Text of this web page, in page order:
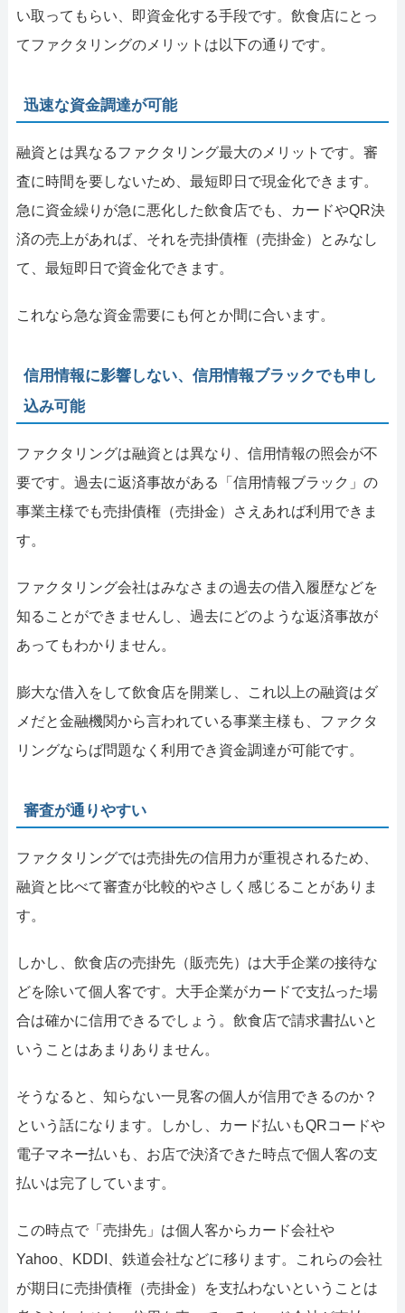
い取ってもらい、即資金化する手段です。飲食店にとっ
てファクタリングのメリットは以下の通りです。
迅速な資金調達が可能
融資とは異なるファクタリング最大のメリットです。審
査に時間を要しないため、最短即日で現金化できます。
急に資金繰りが急に悪化した飲食店でも、カードやQR決
済の売上があれば、それを売掛債権（売掛金）とみなし
て、最短即日で資金化できます。
これなら急な資金需要にも何とか間に合います。
信用情報に影響しない、信用情報ブラックでも申し
込み可能
ファクタリングは融資とは異なり、信用情報の照会が不
要です。過去に返済事故がある「信用情報ブラック」の
事業主様でも売掛債権（売掛金）さえあれば利用できま
す。
ファクタリング会社はみなさまの過去の借入履歴などを
知ることができませんし、過去にどのような返済事故が
あってもわかりません。
膨大な借入をして飲食店を開業し、これ以上の融資はダ
メだと金融機関から言われている事業主様も、ファクタ
リングならば問題なく利用でき資金調達が可能です。
審査が通りやすい
ファクタリングでは売掛先の信用力が重視されるため、
融資と比べて審査が比較的やさしく感じることがありま
す。
しかし、飲食店の売掛先（販売先）は大手企業の接待な
どを除いて個人客です。大手企業がカードで支払った場
合は確かに信用できるでしょう。飲食店で請求書払いと
いうことはあまりありません。
そうなると、知らない一見客の個人が信用できるのか？
という話になります。しかし、カード払いもQRコードや
電子マネー払いも、お店で決済できた時点で個人客の支
払いは完了しています。
この時点で「売掛先」は個人客からカード会社や
Yahoo、KDDI、鉄道会社などに移ります。これらの会社
が期日に売掛債権（売掛金）を支払わないということは